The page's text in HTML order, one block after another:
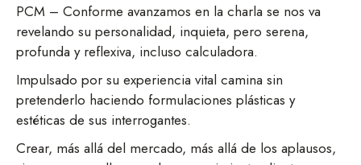
PCM – Conforme avanzamos en la charla se nos va
revelando su personalidad, inquieta, pero serena,
profunda y reflexiva, incluso calculadora.
Impulsado por su experiencia vital camina sin
pretenderlo haciendo formulaciones plásticas y
estéticas de sus interrogantes.
Crear, más allá del mercado, más allá de los aplausos,